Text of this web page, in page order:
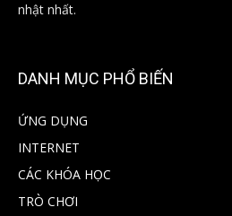
nhật nhất.
DANH MỤC PHỔ BIẾN
ỨNG DỤNG
INTERNET
CÁC KHÓA HỌC
TRÒ CHƠI